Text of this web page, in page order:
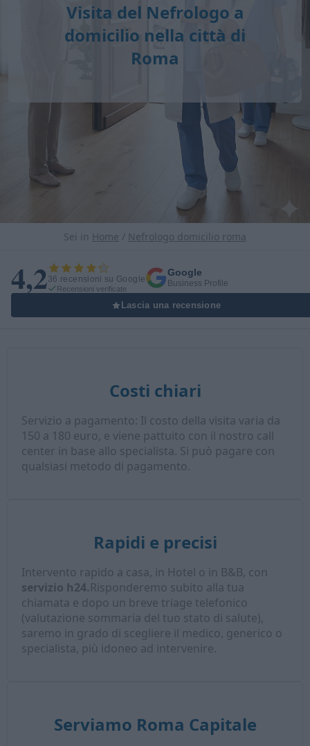
Visita del Nefrologo a
domicilio nella città di
Roma
Sei in Home / Nefrologo domicilio roma
4,236 recensioni su Google
Recensioni verificate
Google
Business Profile
Lascia una recensione
Costi chiari
Servizio a pagamento: Il costo della visita varia da
150 a 180 euro, e viene pattuito con il nostro call
center in base allo specialista. Si può pagare con
qualsiasi metodo di pagamento.
Rapidi e precisi
Intervento rapido a casa, in Hotel o in B&B, con
servizio h24.Risponderemo subito alla tua
chiamata e dopo un breve triage telefonico
(valutazione sommaria del tuo stato di salute),
saremo in grado di scegliere il medico, generico o
specialista, più idoneo ad intervenire.
Serviamo Roma Capitale